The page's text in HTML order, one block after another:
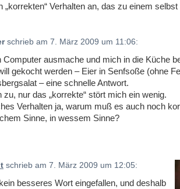
„korrekten“ Verhalten an, das zu einem
schrieb am 7. März 2009 um 11:06:
Computer ausmache und mich in die Küche
gekocht werden – Eier in Senfsoße (ohne
– eine schnelle Antwort.
zu, nur das „korrekte“ stört mich ein wenig.
Verhalten ja, warum muß es auch noch
Sinne, in wessem Sinne?
schrieb am 7. März 2009 um 12:05:
besseres Wort eingefallen, und deshalb